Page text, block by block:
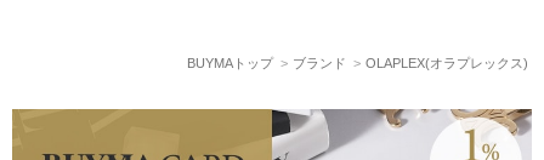
BUYMAトップ ブランド OLAPLEX(オラプレックス)